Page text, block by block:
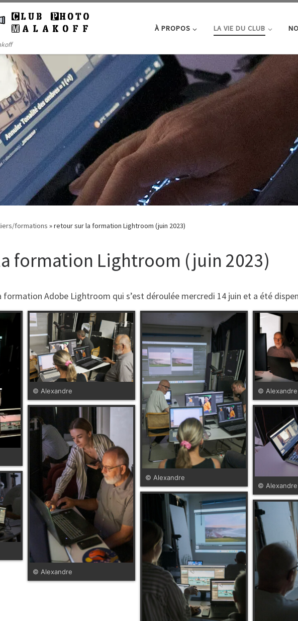
À PROPOS LA VIE DU CLUB
formations »retour sur la formation Lightroom (juin 2023)
formation Lightroom (juin 2023)
Adobe Lightroom qui s’est déroulée mercredi 14 juin et a été
© Alexandre
© Alexandre
© Alexandre
© Alexandre
© Alexandre